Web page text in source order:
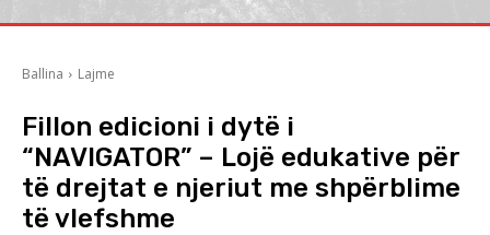
Ballina Lajme
Fillon edicioni i dytë i
“NAVIGATOR” – Lojë edukative për
të drejtat e njeriut me shpërblime
të vlefshme